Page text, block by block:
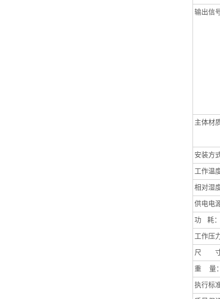
输出信
主体材
安装方
工作温
相对湿
供电电
功耗
工作压
尺 寸
重量
执行标